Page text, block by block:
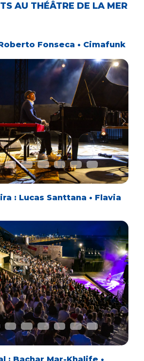
AU THÉÂTRE DE LA MER
Fonseca • Cimafunk
Next
: Lucas Santtana • Flavia
Next